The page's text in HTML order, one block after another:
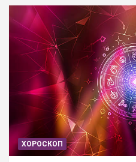
ХОРОСКОП